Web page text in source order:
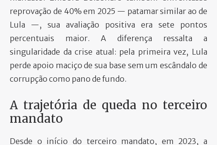
reprovação de 40% em 2025 — patamar similar ao de
Lula —, sua avaliação positiva era sete pontos
percentuais maior. A diferença ressalta a
singularidade da crise atual: pela primeira vez, Lula
perde apoio maciço de sua base sem um escândalo de
corrupção como pano de fundo.
A trajetória de queda no terceiro
mandato
Desde o início do terceiro mandato, em 2023, a